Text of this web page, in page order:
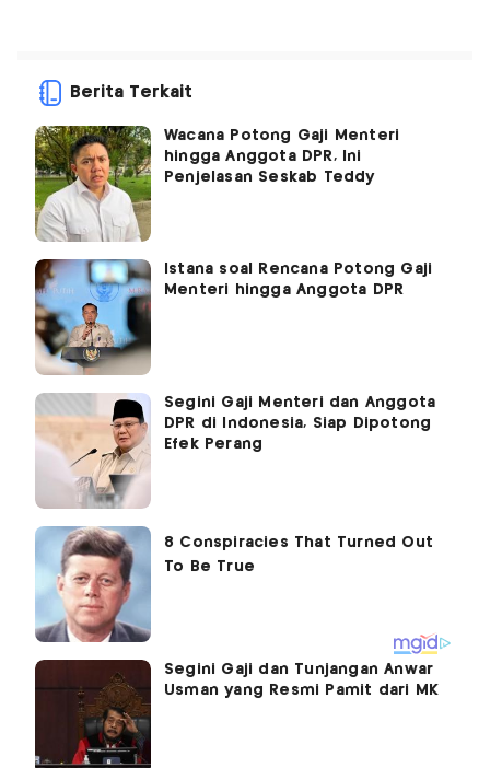
Berita Terkait
Wacana Potong Gaji Menteri
hingga Anggota DPR, Ini
Penjelasan Seskab Teddy
Istana soal Rencana Potong Gaji
Menteri hingga Anggota DPR
Segini Gaji Menteri dan Anggota
DPR di Indonesia, Siap Dipotong
Efek Perang
Segini Gaji dan Tunjangan Anwar
Usman yang Resmi Pamit dari MK